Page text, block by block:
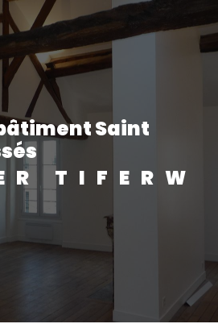
TIFERW